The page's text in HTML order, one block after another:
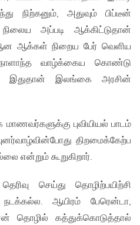
நிற்கனும், அதுவும் பிப்டீன்
அப்படி ஆக்கிட்டுதான்
ஆக்கள் நிறைய பேர் வெளிய
வாழ்க்கைய கொண்டு
இதுதான் இலங்கை அரசின்
புவியியல் பாடம்
திறமைக்கேற்ப
என்றும் கூறுகிறார்.
செய்து தொழிற்பயிற்சி
நடக்கல்ல. ஆயிரம் பேரென்டா,
தொழில் கத்துக்கொடுத்தால்